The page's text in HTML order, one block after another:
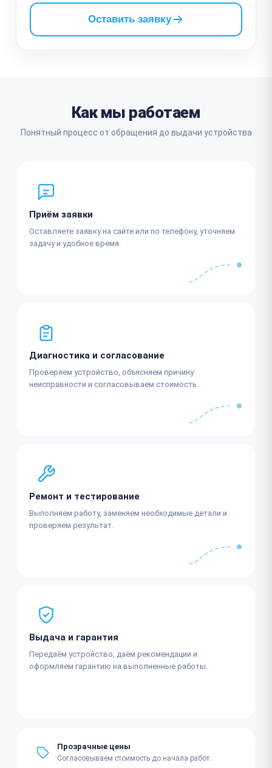
Оставить заявку
Как мы работаем
Понятный процесс от обращения до выдачи устройства
Приём заявки
Оставляете заявку на сайте или по телефону, уточняем
задачу и удобное время.
Диагностика и согласование
Проверяем устройство, объясняем причину
неисправности и согласовываем стоимость.
Ремонт и тестирование
Выполняем работу, заменяем необходимые детали и
проверяем результат.
Выдача и гарантия
Передаём устройство, даём рекомендации и
оформляем гарантию на выполненные работы.
Прозрачные цены
Согласовываем стоимость до начала работ.